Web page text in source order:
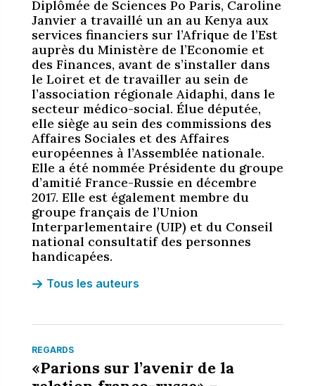
Diplômée de Sciences Po Paris, Caroline
Janvier a travaillé un an au Kenya aux
services financiers sur l’Afrique de l’Est
auprès du Ministère de l’Economie et
des Finances, avant de s’installer dans
le Loiret et de travailler au sein de
l’association régionale Aidaphi, dans le
secteur médico-social. Élue députée,
elle siège au sein des commissions des
Affaires Sociales et des Affaires
européennes à l’Assemblée nationale.
Elle a été nommée Présidente du groupe
d’amitié France-Russie en décembre
2017. Elle est également membre du
groupe français de l’Union
Interparlementaire (UIP) et du Conseil
national consultatif des personnes
handicapées.
Tous les auteurs
REGARDS
«Parions sur l’avenir de la